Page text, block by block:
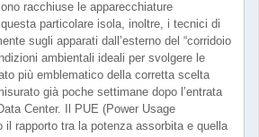
racchiuse le apparecchiature
particolare isola, inoltre, i tecnici di
sugli apparati dall’esterno del “corridoio
ambientali ideali per svolgere le
più emblematico della corretta scelta
già poche settimane dopo l’entrata
Center. Il PUE (Power Usage
il rapporto tra la potenza assorbita e quella